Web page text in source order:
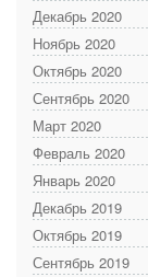
Декабрь 2020
Ноябрь 2020
Октябрь 2020
Сентябрь 2020
Март 2020
Февраль 2020
Январь 2020
Декабрь 2019
Октябрь 2019
Сентябрь 2019